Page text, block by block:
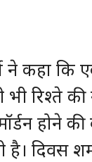
ने कहा कि
रिश्ते
होने
है। दिवस